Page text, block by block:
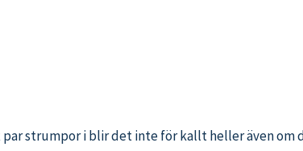
strumpor i blir det inte för kallt heller även om